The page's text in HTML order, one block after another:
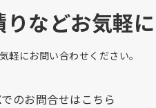
などお気軽に
軽にお問い合わせください。
でのお問合せはこちら